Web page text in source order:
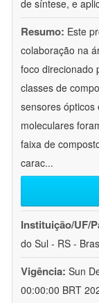
de síntese, e
Resumo: Este
colaboração na
foco direcionado
classes de
sensores ópticos
moleculares
faixa de
carac...
Instituição/UF/
do Sul - RS -
Vigência: Sun
00:00:00 BRT